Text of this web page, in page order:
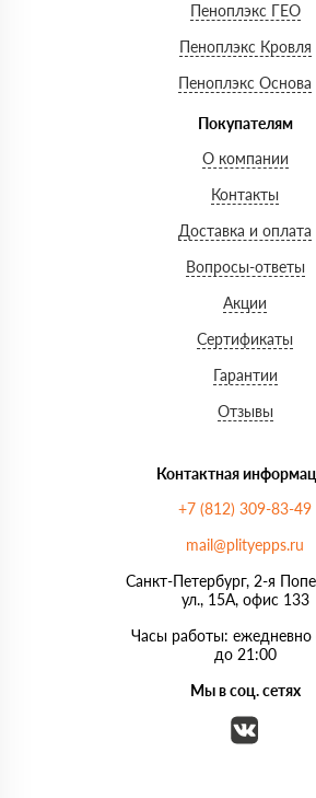
Пеноплэкс ГЕО
Пеноплэкс Кровля
Пеноплэкс Основа
Покупателям
О компании
Контакты
Доставка и оплата
Вопросы-ответы
Акции
Сертификаты
Гарантии
Отзывы
Контактная
+7 (812) 309-83-49
mail@plityepps.ru
Санкт-Петербург, 2-я
ул., 15А, офис 133
Часы работы: ежедневно
до 21:00
Мы в соц. сетях